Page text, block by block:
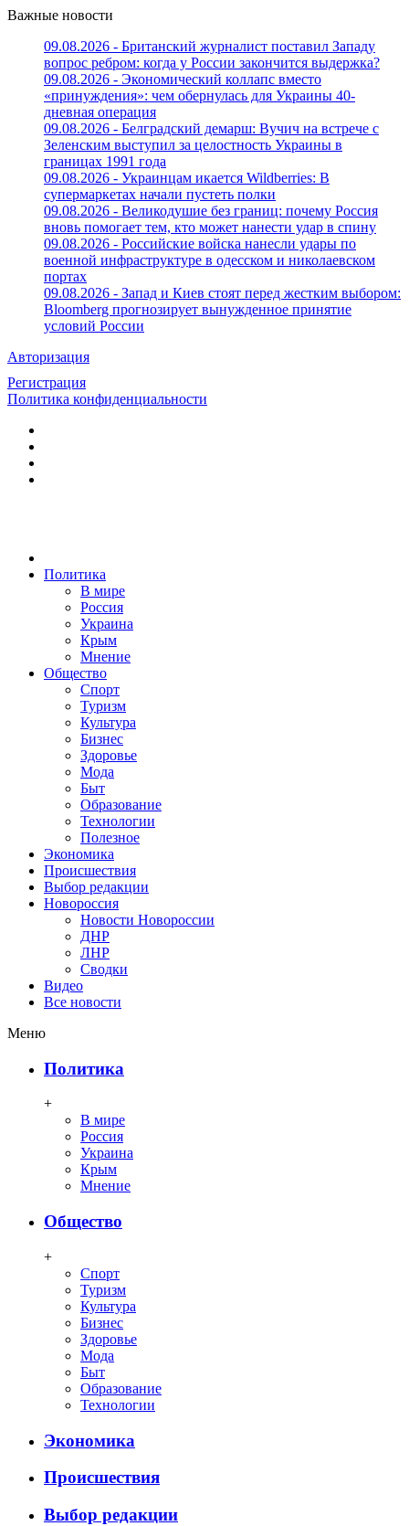
Важные новости
09.08.2026 - Британский журналист поставил Западу
вопрос ребром: когда у России закончится выдержка?
09.08.2026 - Экономический коллапс вместо
«принуждения»: чем обернулась для Украины 40-
дневная операция
09.08.2026 - Белградский демарш: Вучич на встрече с
Зеленским выступил за целостность Украины в
границах 1991 года
09.08.2026 - Украинцам икается Wildberries: В
супермаркетах начали пустеть полки
09.08.2026 - Великодушие без границ: почему Россия
вновь помогает тем, кто может нанести удар в спину
09.08.2026 - Российские войска нанесли удары по
военной инфраструктуре в одесском и николаевском
портах
09.08.2026 - Запад и Киев стоят перед жестким выбором:
Bloomberg прогнозирует вынужденное принятие
условий России
Авторизация
Регистрация
Политика конфиденциальности
Политика
В мире
Россия
Украина
Крым
Мнение
Общество
Спорт
Туризм
Культура
Бизнес
Здоровье
Мода
Быт
Образование
Технологии
Полезное
Экономика
Происшествия
Выбор редакции
Новороссия
Новости Новороссии
ДНР
ЛНР
Сводки
Видео
Все новости
Меню
Политика
+
В мире
Россия
Украина
Крым
Мнение
Общество
+
Спорт
Туризм
Культура
Бизнес
Здоровье
Мода
Быт
Образование
Технологии
Экономика
Происшествия
Выбор редакции